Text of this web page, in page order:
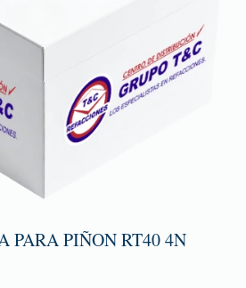
PARA PIÑON RT40 4N